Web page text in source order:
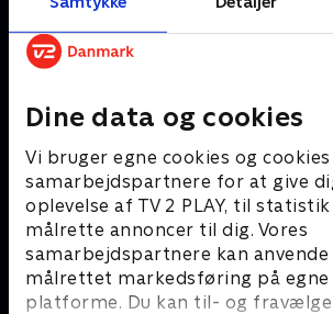
Dine data og cookies
Vi bruger egne cookies og
samarbejdspartnere for at give
oplevelse af TV 2 PLAY, til
målrette annoncer til dig. Vores
samarbejdspartnere kan
målrettet markedsføring på egne
platforme. Du kan til- og fravælge
Andre så også
Mysticons
Børneserier • 1 sæsoner